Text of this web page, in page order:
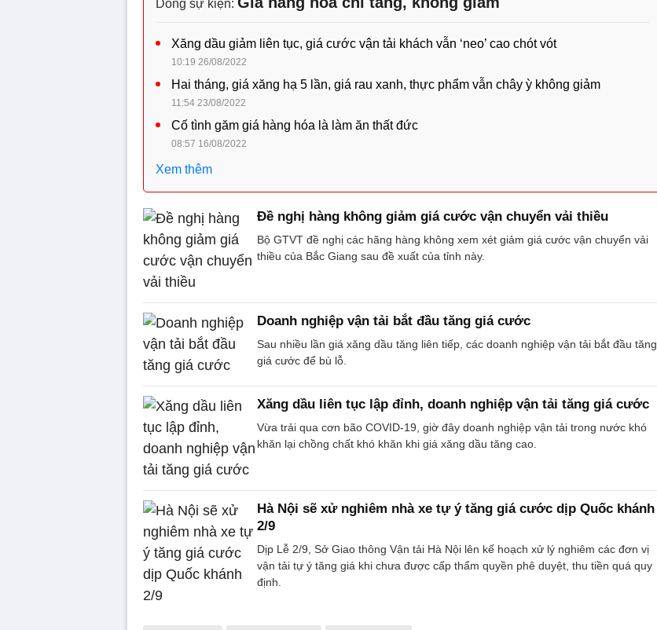
Dòng sự kiện:
Xăng dầu giảm liên tục, giá cước vận tải khách vẫn ‘neo’ cao chót vót
10:19 26/08/2022
Hai tháng, giá xăng hạ 5 lần, giá rau xanh, thực phẩm vẫn chây ỳ không giảm
11:54 23/08/2022
Cố tình găm giá hàng hóa là làm ăn thất đức
08:57 16/08/2022
Xem thêm
Đề nghị hàng không giảm giá cước vận chuyển vải thiều
Bộ GTVT đề nghị các hãng hàng không xem xét giảm giá cước vận chuyển vải
thiều của Bắc Giang sau đề xuất của tỉnh này.
Doanh nghiệp vận tải bắt đầu tăng giá cước
Sau nhiều lần giá xăng dầu tăng liên tiếp, các doanh nghiệp vận tải bắt đầu tăng
giá cước để bù lỗ.
Xăng dầu liên tục lập đỉnh, doanh nghiệp vận tải tăng giá cước
Vừa trải qua cơn bão COVID-19, giờ đây doanh nghiệp vận tải trong nước khó
khăn lại chồng chất khó khăn khi giá xăng dầu tăng cao.
Hà Nội sẽ xử nghiêm nhà xe tự ý tăng giá cước dịp Quốc khánh
2/9
Dịp Lễ 2/9, Sở Giao thông Vận tải Hà Nội lên kế hoạch xử lý nghiêm các đơn vị
vận tải tự ý tăng giá khi chưa được cấp thẩm quyền phê duyệt, thu tiền quá quy
định.